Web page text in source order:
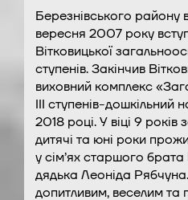
Березнівського району в
вересня 2007 року
Вітковицької
ступенів. Закінчив
виховний комплекс
ІІІ ступенів-
2018 році. У віці 9
дитячі та юні роки
у сім’ях старшого
дядька Леоніда
допитливим, веселим та